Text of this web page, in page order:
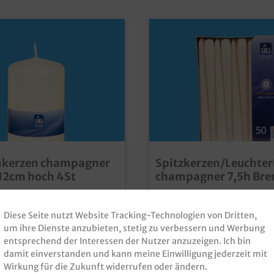
champagner
hoch 4St
Ø78mm, 12cm hoch,
4 Stück in VEqualitative
ideale Lösung für
Hotellerie und
STK78120C
Spitzkerzen/
champagner 7,5h
Ø23mm 24,5cm
champagner, 245mm lang,
Durchmesser,
Stück in VE praktische Lösung für den
gedeckten Tisch in
Hotellerie verbrennt sauber und
geruchsfreilange 7,5h
Produktnummer:SK23245C
61,80 €*
Diese Seite nutzt Website Tracking-Technologien von Dritten,
um ihre Dienste anzubieten, stetig zu verbessern und Werbung
entsprechend der Interessen der Nutzer anzuzeigen. Ich bin
damit einverstanden und kann meine Einwilligung jederzeit mit
Wirkung für die Zukunft widerrufen oder ändern.